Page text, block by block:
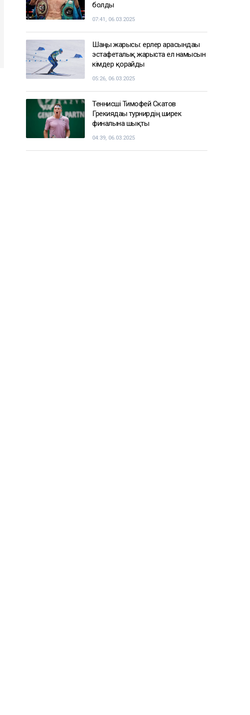
болды
07:41, 06.03.2025
Шаңғы жарысы: ерлер арасындағы
эстафеталық жарыста ел намысын
кімдер қорғайды
05:26, 06.03.2025
Теннисші Тимофей Скатов
Грекиядағы турнирдің ширек
финалына шықты
04:39, 06.03.2025